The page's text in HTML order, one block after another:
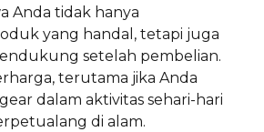
Anda tidak hanya
yang handal, tetapi juga
setelah pembelian.
terutama jika Anda
dalam aktivitas sehari-hari
di alam.